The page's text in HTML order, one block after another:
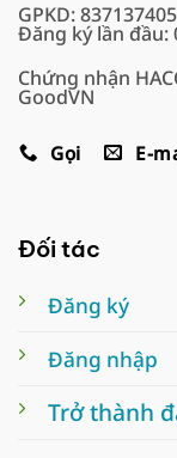
GPKD:
Đăng ký lần đầu:
Chứng nhận
GoodVN
Gọi E-
Đối tác
Đăng ký
Đăng nhập
Trở thành